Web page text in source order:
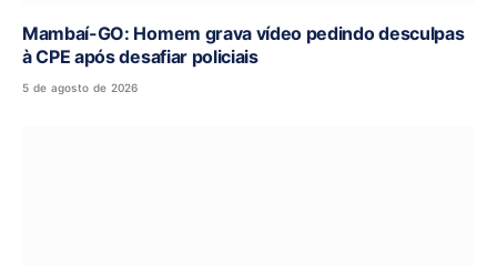
Mambaí-GO: Homem grava vídeo pedindo desculpas
à CPE após desafiar policiais
5 de agosto de 2026